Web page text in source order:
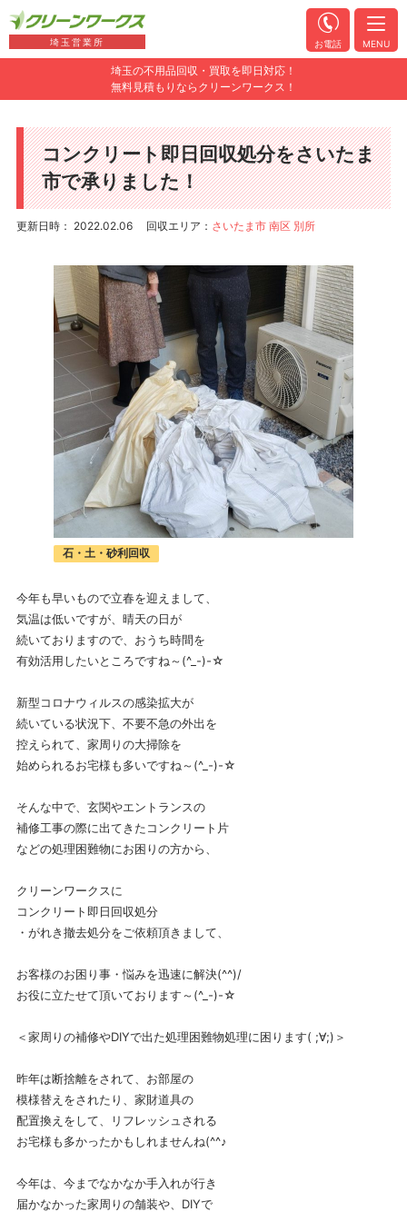
埼玉の不用品回収・買取を即日対応！
無料見積もりならクリーンワークス！
埼玉営業所 お電話 MENU
コンクリート即日回収処分をさいたま
市で承りました！
更新日時： 2022.02.06 回収エリア： さいたま市 南区 別所
石・土・砂利回収
今年も早いもので立春を迎えまして、
気温は低いですが、晴天の日が
続いておりますので、おうち時間を
有効活用したいところですね～(^_-)-☆
新型コロナウィルスの感染拡大が
続いている状況下、不要不急の外出を
控えられて、家周りの大掃除を
始められるお宅様も多いですね～(^_-)-☆
そんな中で、玄関やエントランスの
補修工事の際に出てきたコンクリート片
などの処理困難物にお困りの方から、
クリーンワークスに
コンクリート即日回収処分
・がれき撤去処分をご依頼頂きまして、
お客様のお困り事・悩みを迅速に解決(^^)/
お役に立たせて頂いております～(^_-)-☆
＜家周りの補修やDIYで出た処理困難物処理に困ります( ;∀;)＞
昨年は断捨離をされて、お部屋の
模様替えをされたり、家財道具の
配置換えをして、リフレッシュされる
お宅様も多かったかもしれませんね(^^♪
今年は、今までなかなか手入れが行き
届かなかった家周りの舗装や、DIYで